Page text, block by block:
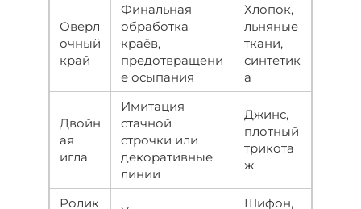
Оверл
очный
край
Финальная
обработка
краёв,
предотвращени
е осыпания
Хлопок,
льняные
ткани,
синтетик
а
Двойн
ая
игла
Имитация
стачной
строчки или
декоративные
линии
Джинс,
плотный
трикота
ж
Ролик Шифон,